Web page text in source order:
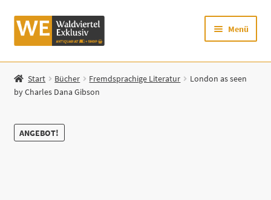
Zur
Navigation
Zum
Inhalt
Menü
Startseite
Shop
Mein Konto
Start Bücher Fremdsprachige Literatur
London as seen
by Charles Dana Gibson
ANGEBOT!